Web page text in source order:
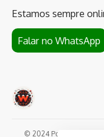
Estamos sempre
Falar no WhatsApp
© 2024 Portal de